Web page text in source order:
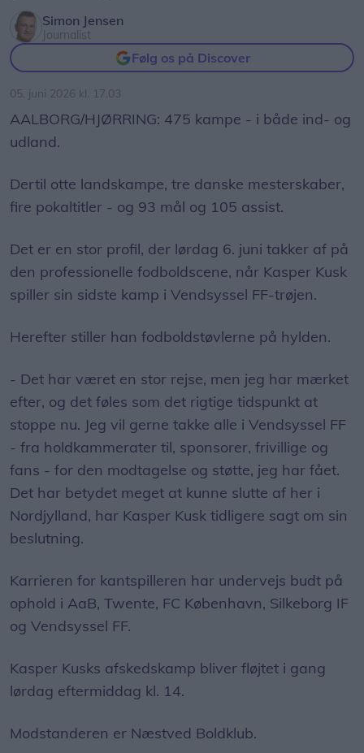
Simon Jensen
Journalist
Følg os på Discover
05. juni 2026 kl. 17.03
AALBORG/HJØRRING: 475 kampe - i både ind- og
udland.
Dertil otte landskampe, tre danske mesterskaber,
fire pokaltitler - og 93 mål og 105 assist.
Det er en stor profil, der lørdag 6. juni takker af på
den professionelle fodboldscene, når Kasper Kusk
spiller sin sidste kamp i Vendsyssel FF-trøjen.
Herefter stiller han fodboldstøvlerne på hylden.
- Det har været en stor rejse, men jeg har mærket
efter, og det føles som det rigtige tidspunkt at
stoppe nu. Jeg vil gerne takke alle i Vendsyssel FF
- fra holdkammerater til, sponsorer, frivillige og
fans - for den modtagelse og støtte, jeg har fået.
Det har betydet meget at kunne slutte af her i
Nordjylland, har Kasper Kusk tidligere sagt om sin
beslutning.
Karrieren for kantspilleren har undervejs budt på
ophold i AaB, Twente, FC København, Silkeborg IF
og Vendsyssel FF.
Kasper Kusks afskedskamp bliver fløjtet i gang
lørdag eftermiddag kl. 14.
Modstanderen er Næstved Boldklub.